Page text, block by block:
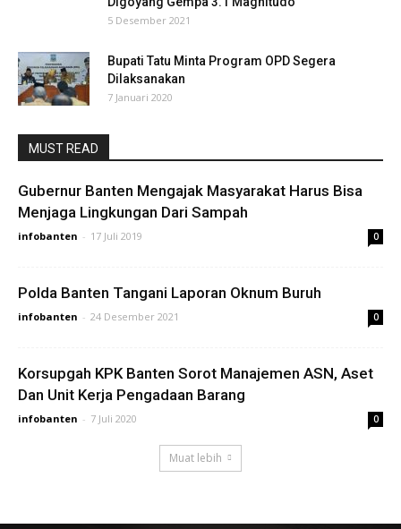
5 Desember 2021
Bupati Tatu Minta Program OPD Segera
Dilaksanakan
7 Januari 2020
MUST READ
Gubernur Banten Mengajak Masyarakat Harus Bisa
Menjaga Lingkungan Dari Sampah
infobanten - 17 Juli 2019 0
Polda Banten Tangani Laporan Oknum Buruh
infobanten - 24 Desember 2021 0
Korsupgah KPK Banten Sorot Manajemen ASN, Aset
Dan Unit Kerja Pengadaan Barang
infobanten - 7 Juli 2020 0
Muat lebih